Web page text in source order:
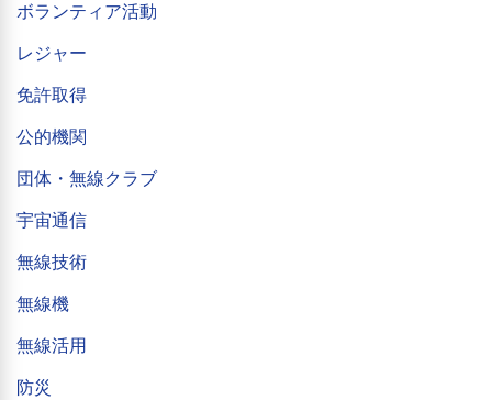
ボランティア活動
レジャー
免許取得
公的機関
団体・無線クラブ
宇宙通信
無線技術
無線機
無線活用
防災